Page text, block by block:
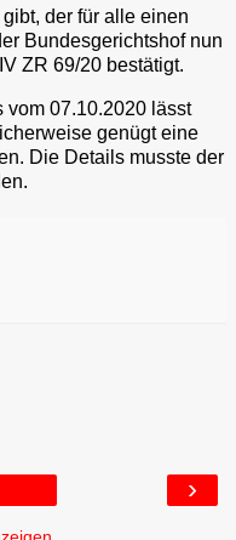
der für alle einen
Bundesgerichtshof nun
ZR 69/20 bestätigt.
vom 07.10.2020 lässt
genügt eine
Die Details musste der
›